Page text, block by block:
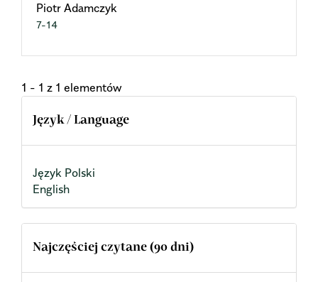
Piotr Adamczyk
7-14
1 - 1 z 1 elementów
Język / Language
Język Polski
English
Najczęściej czytane (90 dni)